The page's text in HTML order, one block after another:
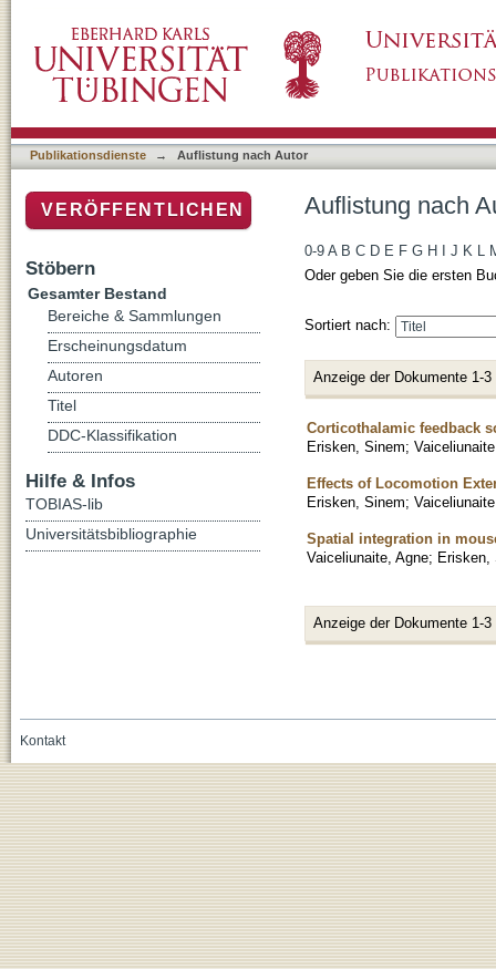
Publikationsdienste → Auflistung nach Autor
Auflistung nach
0-9 A B C D E F G H J K L
Oder geben Sie die ersten
Sortiert nach:
Anzeige der Dokumente 1-3
Corticothalamic feedback
Erisken, Sinem;
Effects of Locomotion
Erisken, Sinem;
Spatial integration in
Vaiceliunaite, Agne; Erisken,
Anzeige der Dokumente 1-3
VERÖFFENTLICHEN
Stöbern
Gesamter Bestand
Bereiche & Sammlungen
Erscheinungsdatum
Autoren
Titel
DDC-Klassifikation
Hilfe & Infos
TOBIAS-lib
Universitätsbibliographie
Kontakt